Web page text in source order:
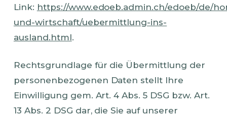
Link: https://www.edoeb.admin.ch/edoeb/de/
und-wirtschaft/uebermittlung-ins-
ausland.html.
Rechtsgrundlage für die Übermittlung der
personenbezogenen Daten stellt Ihre
Einwilligung gem. Art. 4 Abs. 5 DSG bzw. Art.
13 Abs. 2 DSG dar, die Sie auf unserer